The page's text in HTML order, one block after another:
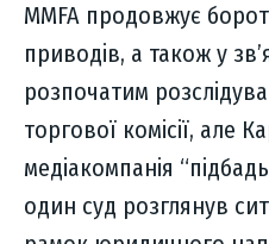
MMFA продовжує
приводів, а також у
розпочатим
торгової комісії, але
медіакомпанія
один суд розглянув